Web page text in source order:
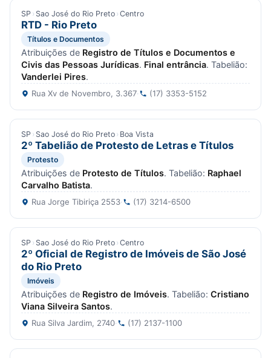
SP › Sao José do Rio Preto › Centro
RTD - Rio Preto
Títulos e Documentos
Atribuições de Registro de Títulos e Documentos e
Civis das Pessoas Jurídicas. Final entrância. Tabelião:
Vanderlei Pires.
Rua Xv de Novembro, 3.367· (17) 3353-5152
SP › Sao José do Rio Preto › Boa Vista
2º Tabelião de Protesto de Letras e Títulos
Protesto
Atribuições de Protesto de Títulos. Tabelião: Raphael
Carvalho Batista.
Rua Jorge Tibiriça 2553· (17) 3214-6500
SP › Sao José do Rio Preto › Centro
2º Oficial de Registro de Imóveis de São José
do Rio Preto
Imóveis
Atribuições de Registro de Imóveis. Tabelião: Cristiano
Viana Silveira Santos.
Rua Silva Jardim, 2740· (17) 2137-1100